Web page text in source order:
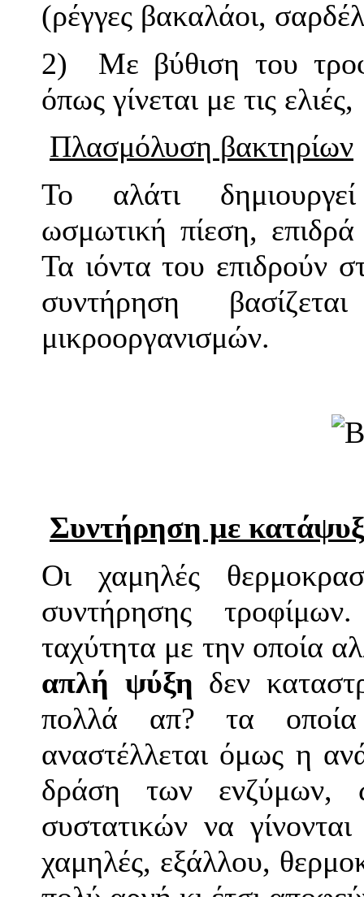
(ρέγγες βακαλάοι,
2)
Με βύθιση του
όπως γίνεται με τις
Πλασμόλυση βακτηρίων
Το αλάτι
ωσμωτική πίεση,
Τα ιόντα του επιδρούν
συντήρηση
μικροοργανισμών.
Συντήρηση με
Οι χαμηλές
συντήρησης
ταχύτητα με την οποία
απλή ψύξη δεν
πολλά απ? τα οποία
αναστέλλεται όμως η
δράση των ενζύμων,
συστατικών να
χαμηλές, εξάλλου,